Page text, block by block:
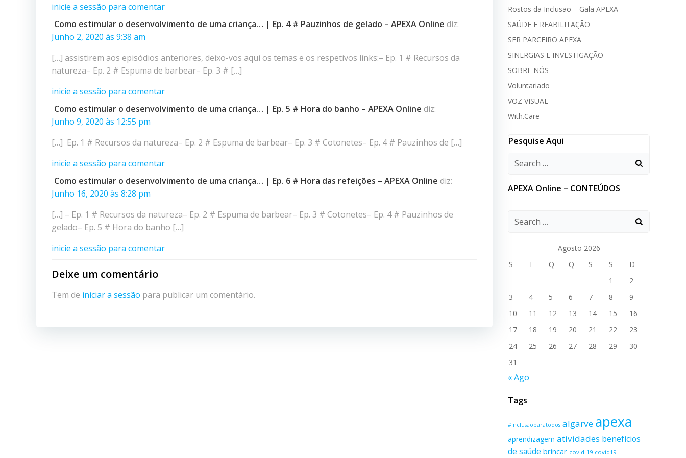
inicie a sessão para comentar
Como estimular o desenvolvimento de uma criança… | Ep. 4 # Pauzinhos de gelado – APEXA Online diz:
Junho 2, 2020 às 9:38 am
[…] assistirem aos episódios anteriores, deixo-vos aqui os temas e os respetivos links:– Ep. 1 # Recursos da
natureza– Ep. 2 # Espuma de barbear– Ep. 3 # […]
inicie a sessão para comentar
Como estimular o desenvolvimento de uma criança… | Ep. 5 # Hora do banho – APEXA Online diz:
Junho 9, 2020 às 12:55 pm
[…] Ep. 1 # Recursos da natureza– Ep. 2 # Espuma de barbear– Ep. 3 # Cotonetes– Ep. 4 # Pauzinhos de […]
inicie a sessão para comentar
Como estimular o desenvolvimento de uma criança… | Ep. 6 # Hora das refeições – APEXA Online diz:
Junho 16, 2020 às 8:28 pm
[…] – Ep. 1 # Recursos da natureza– Ep. 2 # Espuma de barbear– Ep. 3 # Cotonetes– Ep. 4 # Pauzinhos de
gelado– Ep. 5 # Hora do banho […]
inicie a sessão para comentar
Deixe um comentário
Tem de iniciar a sessão para publicar um comentário.
Rostos da Inclusão – Gala APEXA
SAÚDE E REABILITAÇÃO
SER PARCEIRO APEXA
SINERGIAS E INVESTIGAÇÃO
SOBRE NÓS
Voluntariado
VOZ VISUAL
With.Care
Pesquise Aqui
APEXA Online – CONTEÚDOS
Agosto 2026
S
T Q Q S S
D
1
2
3
4 5 6 7 8
9
10
11 12 13 14 15
16
17
18 19 20 21 22
23
24
25 26 27 28 29
30
31
« Ago
Tags
#inclusaoparatodos algarve apexa
aprendizagem atividades benefícios
de saúde brincar covid-19 covid19